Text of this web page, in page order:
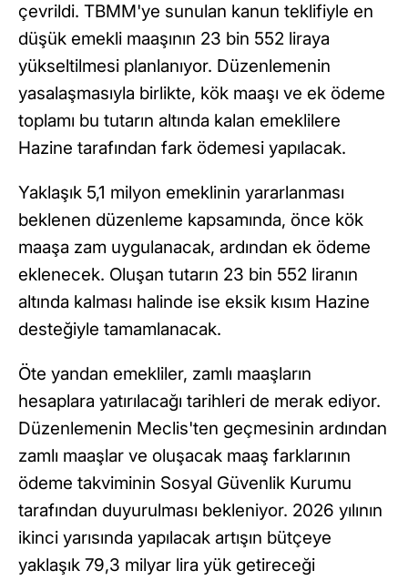
çevrildi. TBMM'ye sunulan kanun teklifiyle en
düşük emekli maaşının 23 bin 552 liraya
yükseltilmesi planlanıyor. Düzenlemenin
yasalaşmasıyla birlikte, kök maaşı ve ek ödeme
toplamı bu tutarın altında kalan emeklilere
Hazine tarafından fark ödemesi yapılacak.
Yaklaşık 5,1 milyon emeklinin yararlanması
beklenen düzenleme kapsamında, önce kök
maaşa zam uygulanacak, ardından ek ödeme
eklenecek. Oluşan tutarın 23 bin 552 liranın
altında kalması halinde ise eksik kısım Hazine
desteğiyle tamamlanacak.
Öte yandan emekliler, zamlı maaşların
hesaplara yatırılacağı tarihleri de merak ediyor.
Düzenlemenin Meclis'ten geçmesinin ardından
zamlı maaşlar ve oluşacak maaş farklarının
ödeme takviminin Sosyal Güvenlik Kurumu
tarafından duyurulması bekleniyor. 2026 yılının
ikinci yarısında yapılacak artışın bütçeye
yaklaşık 79,3 milyar lira yük getireceği